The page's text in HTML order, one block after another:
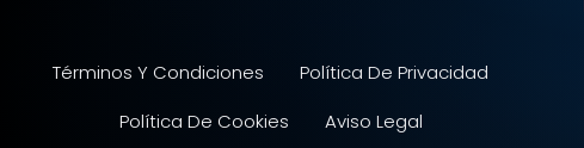
Términos Y Condiciones
Política De Privacidad
Política De Cookies
Aviso Legal